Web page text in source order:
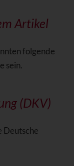
Artikel
folgende
sein.
(DKV)
Deutsche